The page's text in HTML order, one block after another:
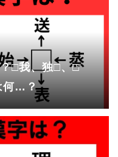
□我、独□、□
何…？